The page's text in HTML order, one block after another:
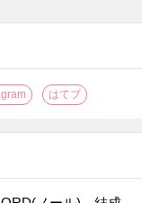
はてブ